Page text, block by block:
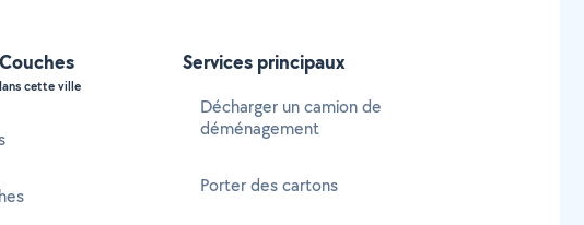
cette ville
Services principaux
Décharger un camion de
déménagement
Porter des cartons